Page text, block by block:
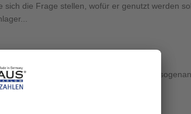
sich die Frage stellen, wofür er genutzt werden
Sprechen Sie uns gern für eine